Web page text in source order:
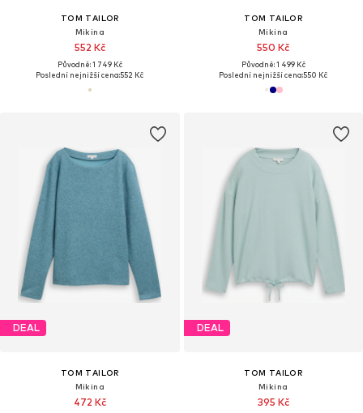
TOM TAILOR
Mikina
552 Kč
Původně: 1 749 Kč
Poslední nejnižší cena:552 Kč
TOM TAILOR
Mikina
550 Kč
Původně: 1 499 Kč
Poslední nejnižší cena:550 Kč
DEAL
TOM TAILOR
Mikina
472 Kč
DEAL
TOM TAILOR
Mikina
395 Kč